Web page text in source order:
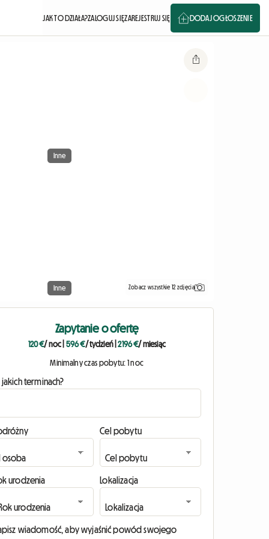
JAK TO DZIAŁA?ZALOGUJ SIĘZAREJESTRUJ SIĘ DODAJ OGŁOSZENIE
Inne
Inne Zobacz wszystkie 12 zdjęcia
Zapytanie o ofertę
120 €/ noc 596 €/ tydzień|2196 €/ miesiąc
Minimalny czas pobytu: 1 noc
jakich terminach?
Cel pobytu
urodzenia Lokalizacja
wiadomość, aby wyjaśnić powód swojego